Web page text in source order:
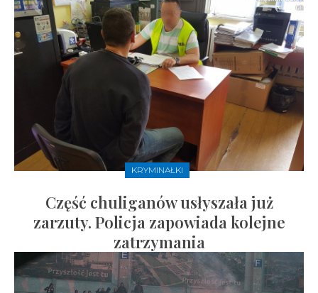
KRYMINAŁKI
Część chuliganów usłyszała już
zarzuty. Policja zapowiada kolejne
zatrzymania